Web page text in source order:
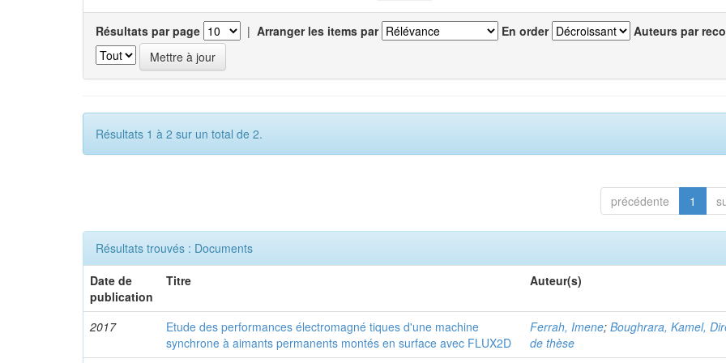
Résultats par page | Arranger les items par En order Auteurs par
Résultats 1 à 2 sur un total de 2.
précédente 1
Résultats trouvés : Documents
Date de
publication
Titre Auteur(s)
2017
Etude des performances électromagné tiques d'une machine
synchrone à aimants permanents montés en surface avec FLUX2D
Ferrah, Imene;Boughrara, Kamel,
de thèse